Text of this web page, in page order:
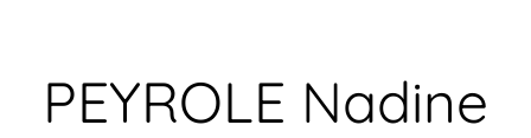
PEYROLE Nadine